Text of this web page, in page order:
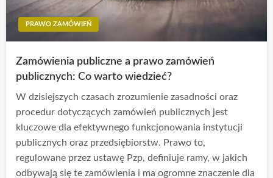
PRAWO ZAMÓWIEŃ
Zamówienia publiczne a prawo zamówień
publicznych: Co warto wiedzieć?
W dzisiejszych czasach zrozumienie zasadności oraz
procedur dotyczących zamówień publicznych jest
kluczowe dla efektywnego funkcjonowania instytucji
publicznych oraz przedsiębiorstw. Prawo to,
regulowane przez ustawę Pzp, definiuje ramy, w jakich
odbywają się te zamówienia i ma ogromne znaczenie dla